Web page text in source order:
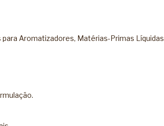
para Aromatizadores, Matérias-Primas Líquidas